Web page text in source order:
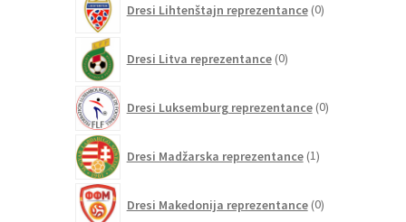
Dresi Lihtenštajn reprezentance 0izdelkov
Dresi Litva reprezentance 0izdelkov
Dresi Luksemburg reprezentance 0izdelkov
Dresi Madžarska reprezentance 1izdelek
Dresi Makedonija reprezentance 0izdelkov